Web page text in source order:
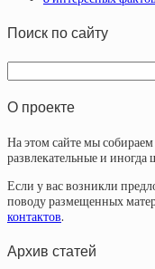
Поиск по сайту
О проекте
На этом сайте мы
развлекательные и
Если у вас возникли
поводу размещенных
контактов.
Архив статей